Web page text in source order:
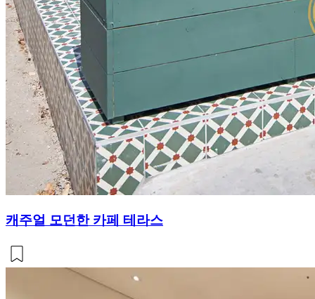
캐주얼 모던한 카페 테라스